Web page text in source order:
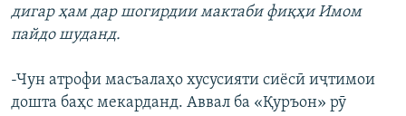
дигар ҳам дар шогирдии мактаби фиқҳи Имом
пайдо шуданд.
-Чун атрофи масъалаҳо хусусияти сиёсӣ иҷтимои
дошта баҳс мекарданд. Аввал ба «Қуръон» рӯ